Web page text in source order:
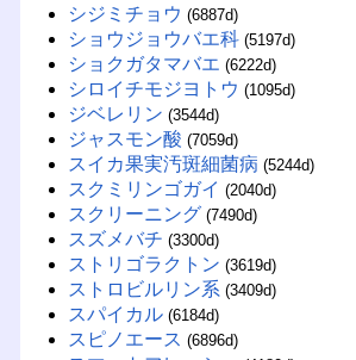
シジミチョウ (6887d)
ショウジョウバエ科 (5197d)
ショクガタマバエ (6222d)
シロイチモジヨトウ (1095d)
ジベレリン (3544d)
ジャスモン酸 (7059d)
スイカ果実汚斑細菌病 (5244d)
スクミリンゴガイ (2040d)
スクリーニング (7490d)
スズメバチ (3300d)
ストリゴラクトン (3619d)
ストロビルリン系 (3409d)
スパイカル (6184d)
スピノエース (6896d)